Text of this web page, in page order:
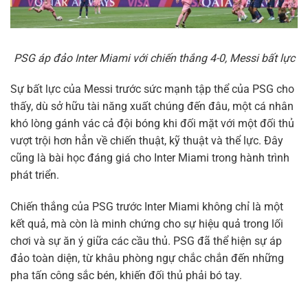
PSG áp đảo Inter Miami với chiến thắng 4-0, Messi bất lực
Sự bất lực của Messi trước sức mạnh tập thể của PSG cho
thấy, dù sở hữu tài năng xuất chúng đến đâu, một cá nhân
khó lòng gánh vác cả đội bóng khi đối mặt với một đối thủ
vượt trội hơn hẳn về chiến thuật, kỹ thuật và thể lực. Đây
cũng là bài học đáng giá cho Inter Miami trong hành trình
phát triển.
Chiến thắng của PSG trước Inter Miami không chỉ là một
kết quả, mà còn là minh chứng cho sự hiệu quả trong lối
chơi và sự ăn ý giữa các cầu thủ. PSG đã thể hiện sự áp
đảo toàn diện, từ khâu phòng ngự chắc chắn đến những
pha tấn công sắc bén, khiến đối thủ phải bó tay.